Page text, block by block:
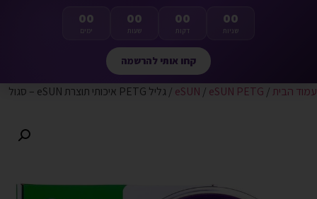
00
ימים
00
שעות
00
דקות
00
שניות
קחו אותי להרשמה
עמוד הבית/
eSUN / eSUN PETG / גליל PETG איכותי תוצרת eSUN – סגול